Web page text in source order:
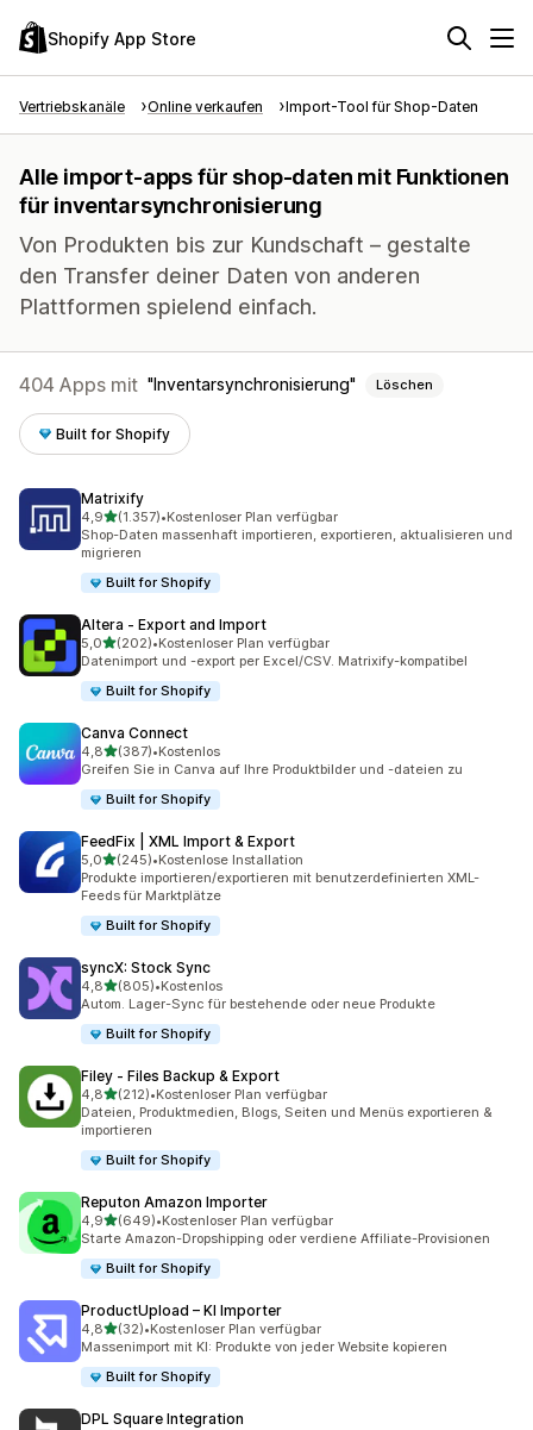
Shopify App Store
Vertriebskanäle Online verkaufen Import-Tool für Shop-Daten
Alle import-apps für shop-daten mit Funktionen
für inventarsynchronisierung
Von Produkten bis zur Kundschaft – gestalte
den Transfer deiner Daten von anderen
Plattformen spielend einfach.
404 Apps mit Inventarsynchronisierung Löschen
Built for Shopify
Matrixify
4,9von 5 Sternen
(1.357)
1357 Rezensionen insgesamt
•Kostenloser Plan verfügbar
Shop-Daten massenhaft importieren, exportieren, aktualisieren und
migrieren
Built for Shopify
Altera ‑ Export and Import
5,0von 5 Sternen
(202)
202 Rezensionen insgesamt
•Kostenloser Plan verfügbar
Datenimport und -export per Excel/CSV. Matrixify-kompatibel
Built for Shopify
Canva Connect
4,8von 5 Sternen
(387)
387 Rezensionen insgesamt
•Kostenlos
Greifen Sie in Canva auf Ihre Produktbilder und -dateien zu
Built for Shopify
FeedFix | XML Import & Export
5,0von 5 Sternen
(245)
245 Rezensionen insgesamt
•Kostenlose Installation
Produkte importieren/exportieren mit benutzerdefinierten XML-
Feeds für Marktplätze
Built for Shopify
syncX: Stock Sync
4,8von 5 Sternen
(805)
805 Rezensionen insgesamt
•Kostenlos
Autom. Lager-Sync für bestehende oder neue Produkte
Built for Shopify
Filey ‑ Files Backup & Export
4,8von 5 Sternen
(212)
212 Rezensionen insgesamt
•Kostenloser Plan verfügbar
Dateien, Produktmedien, Blogs, Seiten und Menüs exportieren &
importieren
Built for Shopify
Reputon Amazon Importer
4,9von 5 Sternen
(649)
649 Rezensionen insgesamt
•Kostenloser Plan verfügbar
Starte Amazon-Dropshipping oder verdiene Affiliate-Provisionen
Built for Shopify
ProductUpload – KI Importer
4,8von 5 Sternen
(32)
32 Rezensionen insgesamt
•Kostenloser Plan verfügbar
Massenimport mit KI: Produkte von jeder Website kopieren
Built for Shopify
DPL Square Integration